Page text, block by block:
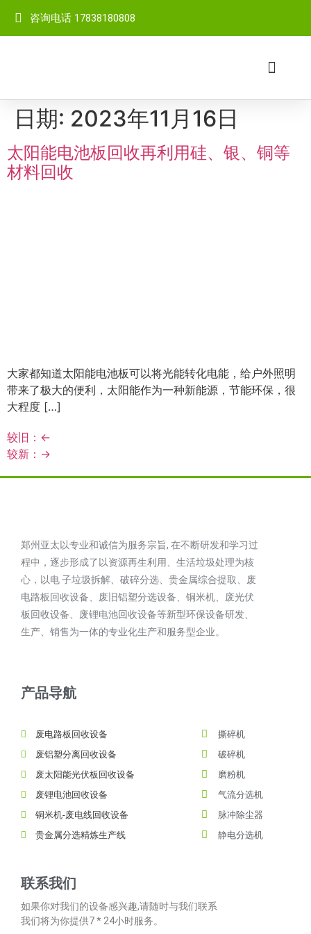
咨询电话 17838180808
日期: 2023年11月16日
太阳能电池板回收再利用硅、银、铜等
材料回收
大家都知道太阳能电池板可以将光能转化电能，给户外照明
带来了极大的便利，太阳能作为一种新能源，节能环保，很
大程度 […]
较旧： ←
较新： →
郑州亚太以专业和诚信为服务宗旨, 在不断研发和学习过
程中，逐步形成了以资源再生利用、生活垃圾处理为核
心，以电 子垃圾拆解、破碎分选、贵金属综合提取、废
电路板回收设备、废旧铝塑分选设备、铜米机、废光伏
板回收设备、废锂电池回收设备等新型环保设备研发、
生产、销售为一体的专业化生产和服务型企业。
产品导航
废电路板回收设备
废铝塑分离回收设备
废太阳能光伏板回收设备
废锂电池回收设备
铜米机-废电线回收设备
贵金属分选精炼生产线
撕碎机
破碎机
磨粉机
气流分选机
脉冲除尘器
静电分选机
联系我们
如果你对我们的设备感兴趣,请随时与我们联系
我们将为你提供7 * 24小时服务。